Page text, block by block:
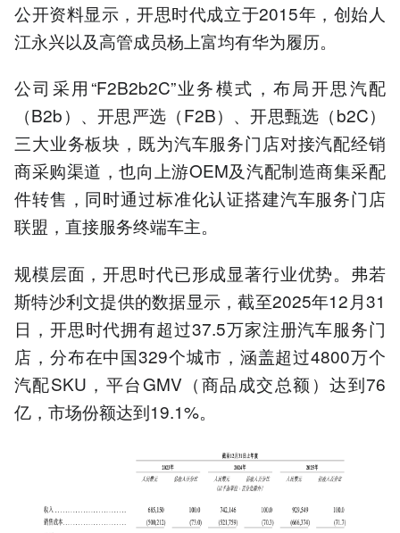
公开资料显示，开思时代成立于2015年，创始人
江永兴以及高管成员杨上富均有华为履历。
公司采用“F2B2b2C”业务模式，布局开思汽配
（B2b）、开思严选（F2B）、开思甄选（b2C）
三大业务板块，既为汽车服务门店对接汽配经销
商采购渠道，也向上游OEM及汽配制造商集采配
件转售，同时通过标准化认证搭建汽车服务门店
联盟，直接服务终端车主。
规模层面，开思时代已形成显著行业优势。弗若
斯特沙利文提供的数据显示，截至2025年12月31
日，开思时代拥有超过37.5万家注册汽车服务门
店，分布在中国329个城市，涵盖超过4800万个
汽配SKU，平台GMV（商品成交总额）达到76
亿，市场份额达到19.1%。